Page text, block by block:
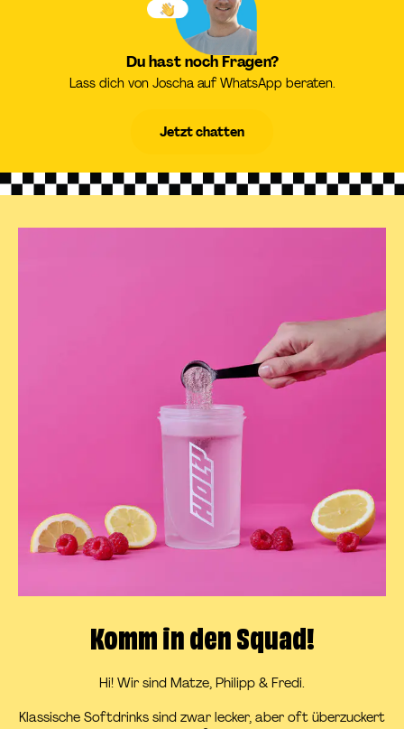
Du hast noch Fragen?
Lass dich von Joscha auf WhatsApp beraten.
Jetzt chatten
Komm in den Squad!
Hi! Wir sind Matze, Philipp & Fredi.
Klassische Softdrinks sind zwar lecker, aber oft überzuckert